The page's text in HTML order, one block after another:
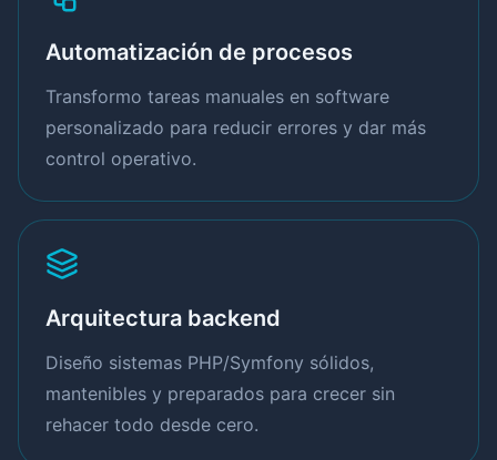
Automatización de procesos
Transformo tareas manuales en software
personalizado para reducir errores y dar más
control operativo.
Arquitectura backend
Diseño sistemas PHP/Symfony sólidos,
mantenibles y preparados para crecer sin
rehacer todo desde cero.